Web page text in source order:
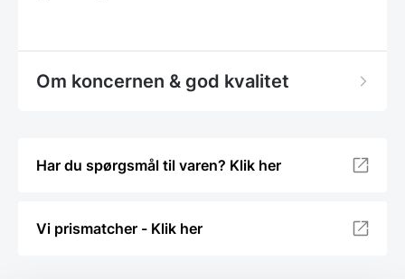
Om koncernen & god kvalitet
Har du spørgsmål til varen? Klik her
Vi prismatcher - Klik her